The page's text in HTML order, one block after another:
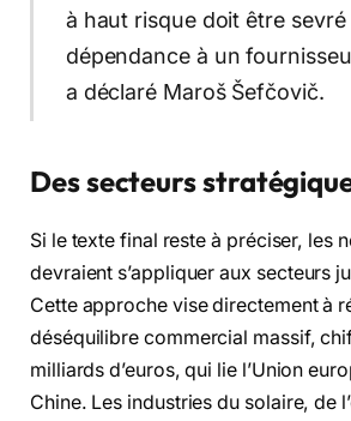
à haut risque doit être sevré
dépendance à un
a déclaré Maroš Šefčovič.
Des secteurs
Si le texte final reste à préciser, les
devraient s’appliquer aux secteurs
Cette approche vise directement à
déséquilibre commercial massif,
milliards d’euros, qui lie l’Union
Chine. Les industries du solaire, de